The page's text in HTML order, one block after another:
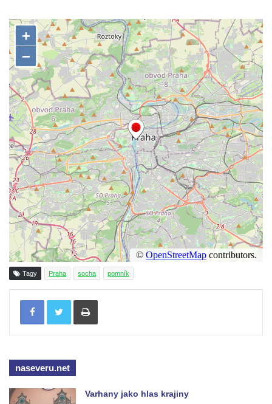
Pražské třídě v Českých Budějovicích
Socha Civilizovaní na Husově třídě v
Českých Budějovicích
Socha svatého Jana Nepomuckého Na
Sadech u Mlýnské stoky v Českých
Budějovicích
Sochy brouků u Mlýnské stoky v Českých
Budějovicích
Socha svatého Vincence Ferrerského na
nádvoří kláštera dominikánů v Českých
Budějovicích
Socha svatého Zachariáše na nádvoří
kláštera dominikánů v Českých
Budějovicích
Socha svatého Josefa na nádvoří kláštera
Socha svaté Anny na nádvoří kláštera
Socha svatého Dominika na nádvoří
Budějovicích
Sousoší Kalvárie před klášterem
Tagy Praha socha pomník
Tisknout
naseveru.net
Varhany jako hlas krajiny